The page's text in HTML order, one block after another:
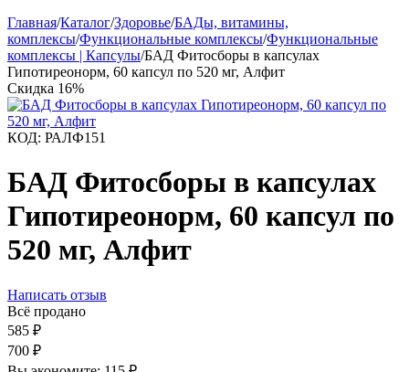
Главная/Каталог/Здоровье/БАДы, витамины,
комплексы/Функциональные комплексы/Функциональные
комплексы | Капсулы/БАД Фитосборы в капсулах
Гипотиреонорм, 60 капсул по 520 мг, Алфит
Скидка 16%
КОД: РАЛФ151
БАД Фитосборы в капсулах
Гипотиреонорм, 60 капсул по
520 мг, Алфит
Написать отзыв
Всё продано
585 ₽
700 ₽